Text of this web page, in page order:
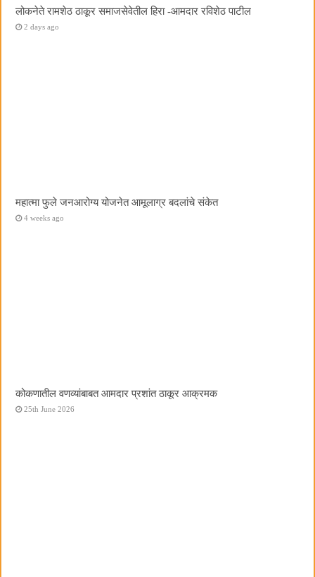
लोकनेते रामशेठ ठाकूर समाजसेवेतील हिरा -आमदार रविशेठ पाटील
2 days ago
महात्मा फुले जनआरोग्य योजनेत आमूलाग्र बदलांचे संकेत
4 weeks ago
कोकणातील वणव्यांबाबत आमदार प्रशांत ठाकूर आक्रमक
25th June 2026